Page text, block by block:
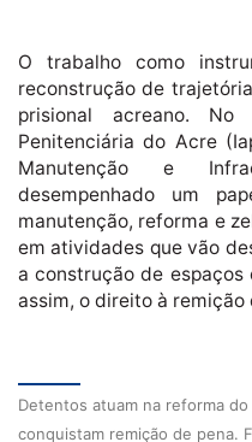
O trabalho como
reconstrução de
prisional acreano. No
Penitenciária do Acre
Manutenção e
desempenhado um
manutenção, reforma e
em atividades que vão
a construção de espaços
assim, o direito à remição
Detentos atuam na reforma
conquistam remição de pena.